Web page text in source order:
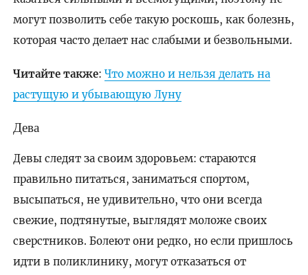
могут позволить себе такую роскошь, как болезнь,
которая часто делает нас слабыми и безвольными.
Читайте также: Что можно и нельзя делать на
растущую и убывающую Луну
Дева
Девы следят за своим здоровьем: стараются
правильно питаться, заниматься спортом,
высыпаться, не удивительно, что они всегда
свежие, подтянутые, выглядят моложе своих
сверстников. Болеют они редко, но если пришлось
идти в поликлинику, могут отказаться от